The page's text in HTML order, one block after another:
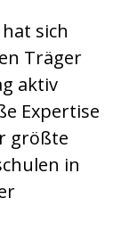
sich
Träger
aktiv
Expertise
größte
in